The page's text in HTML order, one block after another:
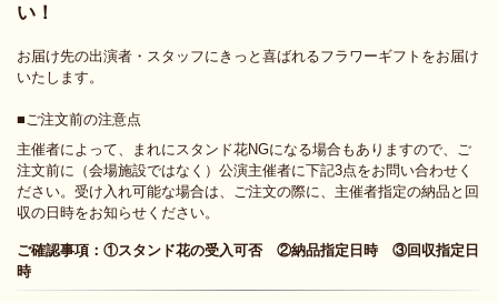
い！
お届け先の出演者・スタッフにきっと喜ばれるフラワーギフトをお届け
いたします。
■ご注文前の注意点
主催者によって、まれにスタンド花NGになる場合もありますので、ご
注文前に（会場施設ではなく）公演主催者に下記3点をお問い合わせく
ださい。受け入れ可能な場合は、ご注文の際に、主催者指定の納品と回
収の日時をお知らせください。
ご確認事項：①スタンド花の受入可否 ②納品指定日時 ③回収指定日
時